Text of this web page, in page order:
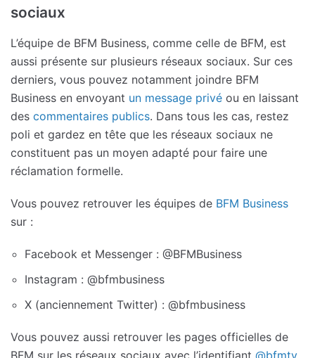
sociaux
L’équipe de BFM Business, comme celle de BFM, est
aussi présente sur plusieurs réseaux sociaux. Sur ces
derniers, vous pouvez notamment joindre BFM
Business en envoyant un message privé ou en laissant
des commentaires publics. Dans tous les cas, restez
poli et gardez en tête que les réseaux sociaux ne
constituent pas un moyen adapté pour faire une
réclamation formelle.
Vous pouvez retrouver les équipes de BFM Business
sur :
Facebook et Messenger : @BFMBusiness
Instagram : @bfmbusiness
X (anciennement Twitter) : @bfmbusiness
Vous pouvez aussi retrouver les pages officielles de
BFM sur les réseaux sociaux avec l’identifiant @bfmtv.